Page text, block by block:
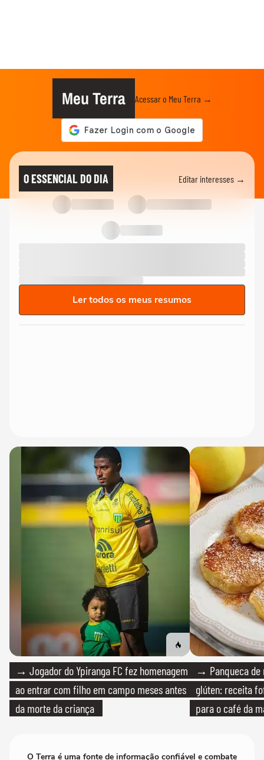
Meu Terra Acessar o Meu Terra →
O ESSENCIAL DO DIA Editar interesses →
Ler todos os meus resumos
→ Jogador do Ypiranga FC fez homenagem
ao entrar com filho em campo meses antes
da morte da criança
→ Panqueca de
glúten: receita
para o café da
O Terra é uma fonte de informação confiável e combate